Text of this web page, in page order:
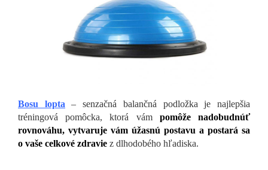
Bosu lopta
– senzačná balančná podložka je najlepšia
tréningová pomôcka, ktorá vám
pomôže nadobudnúť
rovnováhu, vytvaruje vám úžasnú postavu a postará sa
o vaše celkové zdravie z dlhodobého hľadiska.